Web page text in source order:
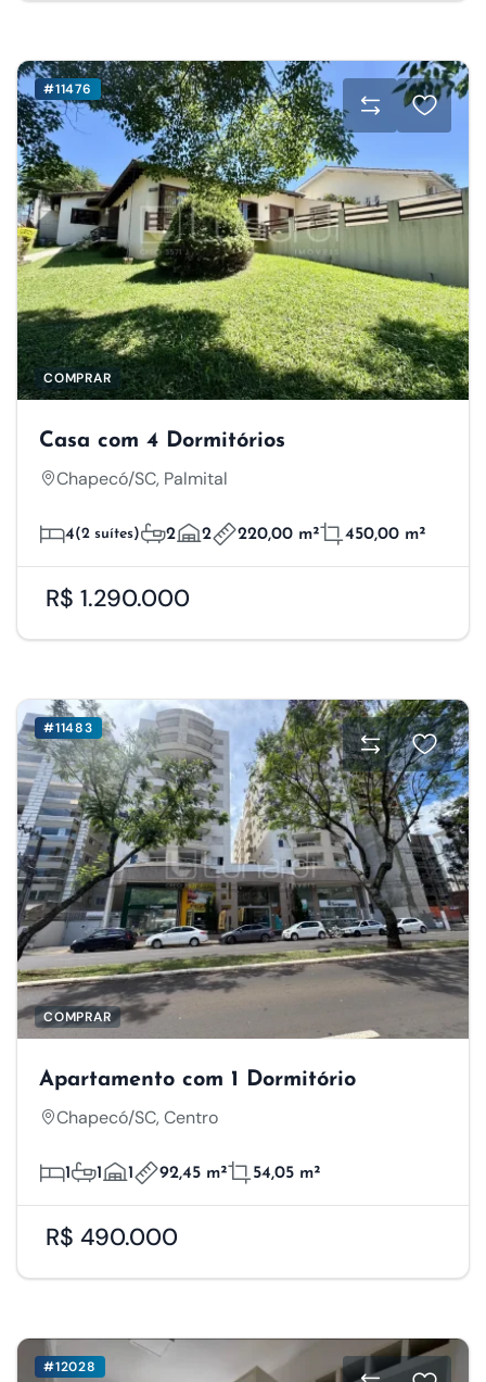
#11476
COMPRAR
Casa com 4 Dormitórios
Chapecó/SC, Palmital
4(2 suítes) 2 2 220,00 m² 450,00 m²
R$ 1.290.000
#11483
COMPRAR
Apartamento com 1 Dormitório
Chapecó/SC, Centro
1 1 1 92,45 m² 54,05 m²
R$ 490.000
#12028